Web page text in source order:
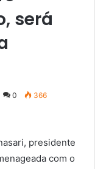
será
0 366
presidente
com o